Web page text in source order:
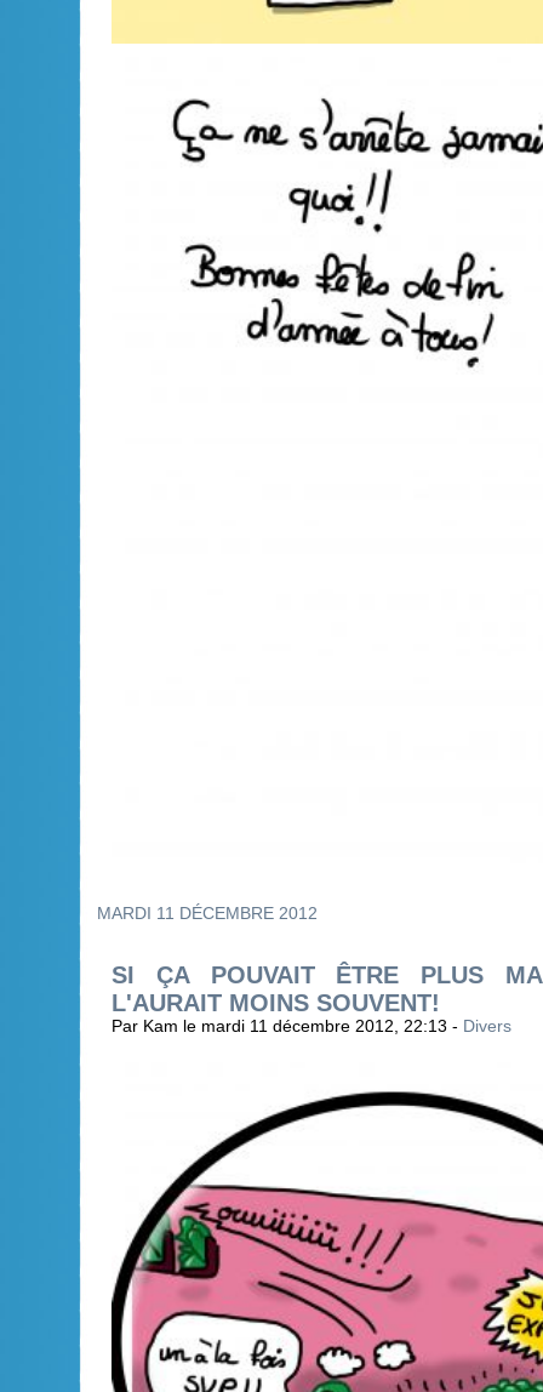
MARDI 11 DÉCEMBRE 2012
SI ÇA POUVAIT ÊTRE PLUS
L'AURAIT MOINS SOUVENT!
Par Kam le mardi 11 décembre 2012, 22:13 - Divers